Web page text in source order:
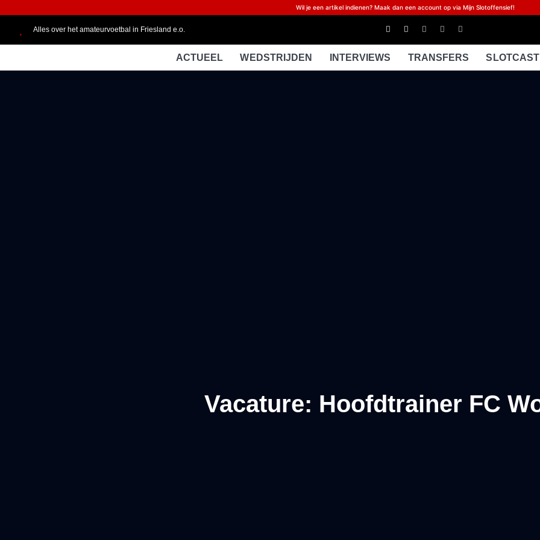
Wil je een artikel indienen? Maak dan een account op via Mijn Slotoffensief!
Alles over het amateurvoetbal in Friesland e.o.
ACTUEEL WEDSTRIJDEN INTERVIEWS TRANSFERS SLOTCAST
Vacature: Hoofdtrainer FC